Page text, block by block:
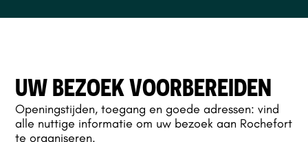
UW BEZOEK VOORBEREIDEN
Openingstijden, toegang en goede adressen: vind
alle nuttige informatie om uw bezoek aan Rochefort
te organiseren.